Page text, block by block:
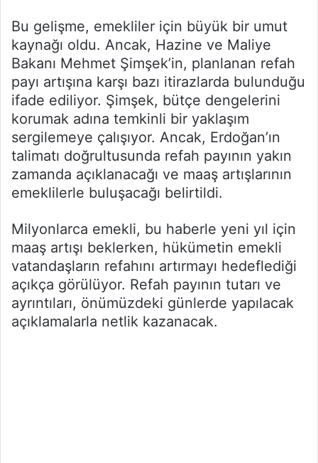
Bu gelişme, emekliler için büyük bir umut
kaynağı oldu. Ancak, Hazine ve Maliye
Bakanı Mehmet Şimşek’in, planlanan refah
payı artışına karşı bazı itirazlarda bulunduğu
ifade ediliyor. Şimşek, bütçe dengelerini
korumak adına temkinli bir yaklaşım
sergilemeye çalışıyor. Ancak, Erdoğan’ın
talimatı doğrultusunda refah payının yakın
zamanda açıklanacağı ve maaş artışlarının
emeklilerle buluşacağı belirtildi.
Milyonlarca emekli, bu haberle yeni yıl için
maaş artışı beklerken, hükümetin emekli
vatandaşların refahını artırmayı hedeflediği
açıkça görülüyor. Refah payının tutarı ve
ayrıntıları, önümüzdeki günlerde yapılacak
açıklamalarla netlik kazanacak.